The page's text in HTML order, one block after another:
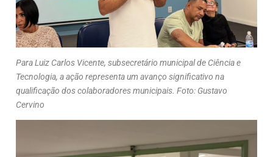
Para Luiz Carlos Vicente, subsecretário municipal de Ciência e
Tecnologia, a ação representa um avanço significativo na
qualificação dos colaboradores municipais. Foto: Gustavo
Cervino